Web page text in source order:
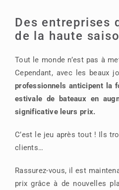
Des entreprises
de la haute
Tout le monde n’est pas à
Cependant, avec les beaux
professionnels anticipent la
estivale de bateaux en
significative leurs prix.
C’est le jeu après tout ! Ils
clients…
Rassurez-vous, il est
prix grâce à de nouvelles